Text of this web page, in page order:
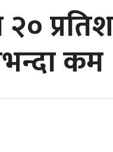
२०
कम